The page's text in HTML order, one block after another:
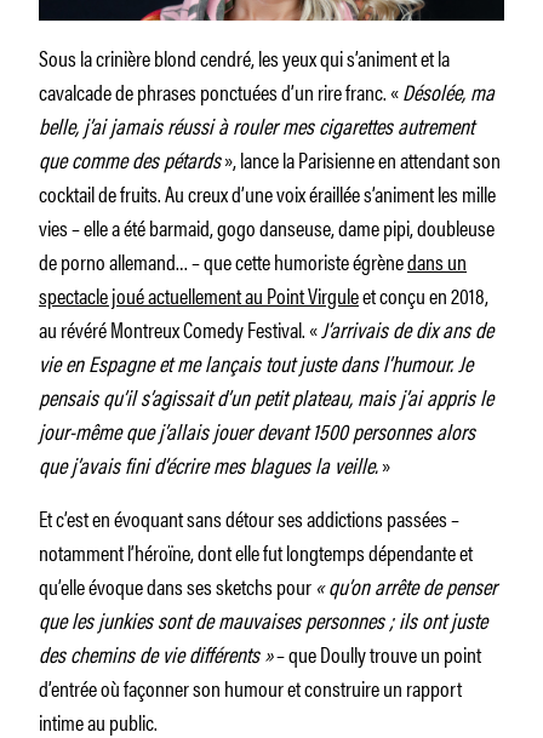
Sous la crinière blond cendré, les yeux qui s’animent et la
cavalcade de phrases ponctuées d’un rire franc. «Désolée, ma
belle, j’ai jamais réussi à rouler mes cigarettes autrement
que comme des pétards», lance la Parisienne en attendant son
cocktail de fruits. Au creux d’une voix éraillée s’animent les mille
vies – elle a été barmaid, gogo danseuse, dame pipi, doubleuse
de porno allemand… – que cette humoriste égrènedans un
spectacle joué actuellement au Point Virguleet conçu en 2018,
au révéré Montreux Comedy Festival. «J’arrivais de dix ans de
vie en Espagne et me lançais tout juste dans l’humour. Je
pensais qu’il s’agissait d’un petit plateau, mais j’ai appris le
jour-même que j’allais jouer devant 1500 personnes alors
que j’avais fini d’écrire mes blagues la veille.»
Et c’est en évoquant sans détour ses addictions passées –
notamment l’héroïne, dont elle fut longtemps dépendante et
qu’elle évoque dans ses sketchs pour« qu’on arrête de penser
que les junkies sont de mauvaises personnes ; ils ont juste
des chemins de vie différents »– que Doully trouve un point
d’entrée où façonner son humour et construire un rapport
intime au public.